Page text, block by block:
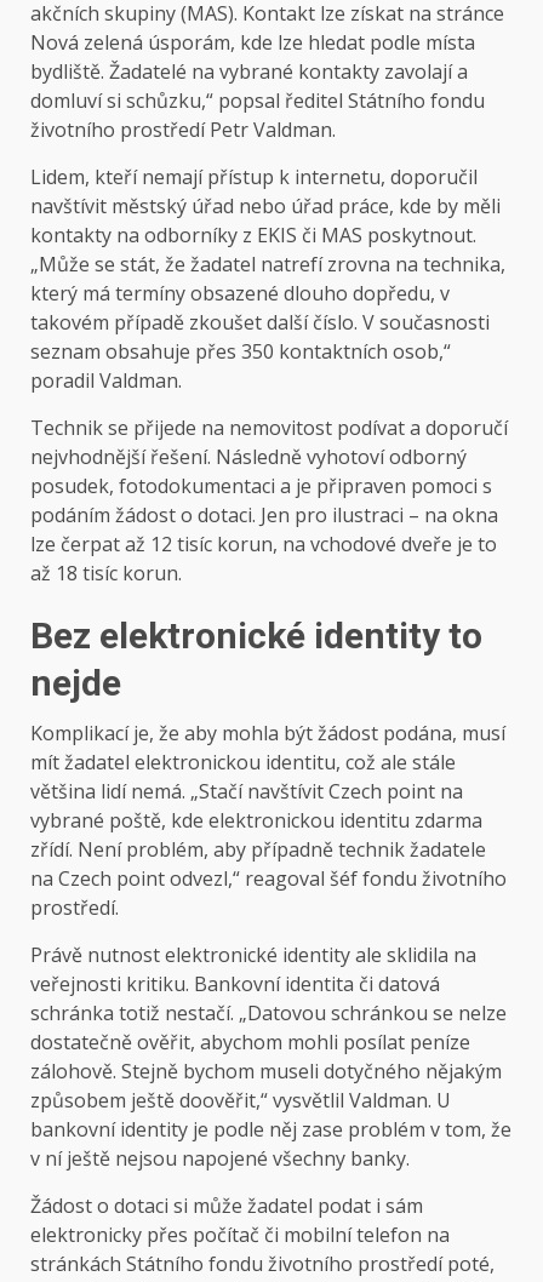
akčních skupiny (MAS). Kontakt lze získat na stránce
Nová zelená úsporám, kde lze hledat podle místa
bydliště. Žadatelé na vybrané kontakty zavolají a
domluví si schůzku,“ popsal ředitel Státního fondu
životního prostředí Petr Valdman.
Lidem, kteří nemají přístup k internetu, doporučil
navštívit městský úřad nebo úřad práce, kde by měli
kontakty na odborníky z EKIS či MAS poskytnout.
„Může se stát, že žadatel natrefí zrovna na technika,
který má termíny obsazené dlouho dopředu, v
takovém případě zkoušet další číslo. V současnosti
seznam obsahuje přes 350 kontaktních osob,“
poradil Valdman.
Technik se přijede na nemovitost podívat a doporučí
nejvhodnější řešení. Následně vyhotoví odborný
posudek, fotodokumentaci a je připraven pomoci s
podáním žádost o dotaci. Jen pro ilustraci – na okna
lze čerpat až 12 tisíc korun, na vchodové dveře je to
až 18 tisíc korun.
Bez elektronické identity to
nejde
Komplikací je, že aby mohla být žádost podána, musí
mít žadatel elektronickou identitu, což ale stále
většina lidí nemá. „Stačí navštívit Czech point na
vybrané poště, kde elektronickou identitu zdarma
zřídí. Není problém, aby případně technik žadatele
na Czech point odvezl,“ reagoval šéf fondu životního
prostředí.
Právě nutnost elektronické identity ale sklidila na
veřejnosti kritiku. Bankovní identita či datová
schránka totiž nestačí. „Datovou schránkou se nelze
dostatečně ověřit, abychom mohli posílat peníze
zálohově. Stejně bychom museli dotyčného nějakým
způsobem ještě doověřit,“ vysvětlil Valdman. U
bankovní identity je podle něj zase problém v tom, že
v ní ještě nejsou napojené všechny banky.
Žádost o dotaci si může žadatel podat i sám
elektronicky přes počítač či mobilní telefon na
stránkách Státního fondu životního prostředípoté,